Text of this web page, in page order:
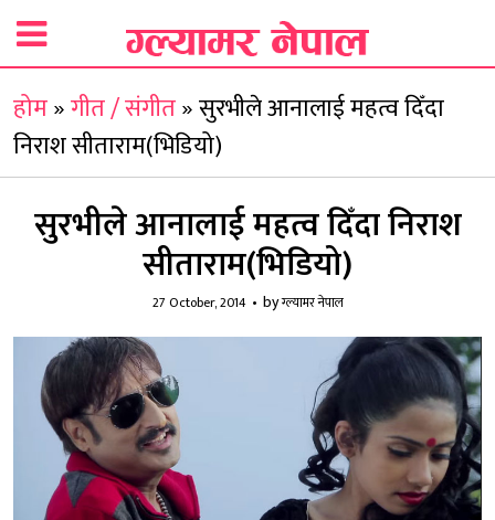
होम»गीत / संगीत»सुरभीले आनालाई महत्व दिँदा
निराश सीताराम(भिडियो)
सुरभीले आनालाई महत्व दिँदा निराश
सीताराम(भिडियो)
27 October, 2014 byग्ल्यामर नेपाल